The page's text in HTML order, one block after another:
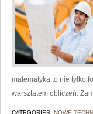
matematyka to nie tylko
warsztatem obliczeń.
CATEGORIES: NOWE